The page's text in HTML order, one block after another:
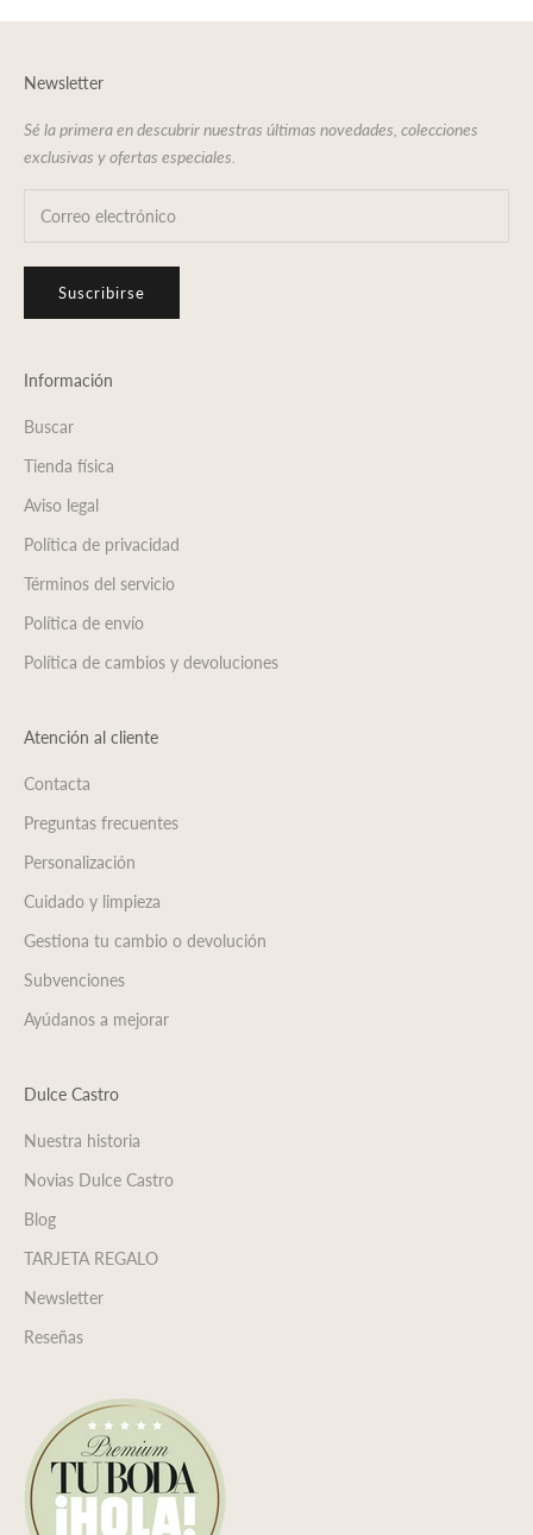
Newsletter
Sé la primera en descubrir nuestras últimas novedades, colecciones
exclusivas y ofertas especiales.
Suscribirse
Información
Buscar
Tienda física
Aviso legal
Política de privacidad
Términos del servicio
Política de envío
Política de cambios y devoluciones
Atención al cliente
Contacta
Preguntas frecuentes
Personalización
Cuidado y limpieza
Gestiona tu cambio o devolución
Subvenciones
Ayúdanos a mejorar
Dulce Castro
Nuestra historia
Novias Dulce Castro
Blog
TARJETA REGALO
Newsletter
Reseñas